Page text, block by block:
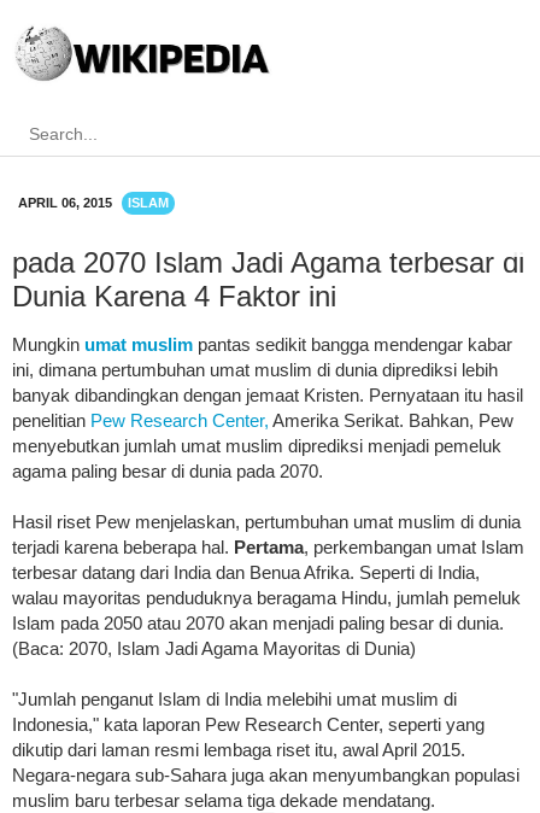
APRIL 06, 2015 ISLAM
pada 2070 Islam Jadi Agama terbesar di
Dunia Karena 4 Faktor ini
Mungkin umat muslim pantas sedikit bangga mendengar kabar
ini, dimana pertumbuhan umat muslim di dunia diprediksi lebih
banyak dibandingkan dengan jemaat Kristen. Pernyataan itu hasil
penelitian Pew Research Center, Amerika Serikat. Bahkan, Pew
menyebutkan jumlah umat muslim diprediksi menjadi pemeluk
agama paling besar di dunia pada 2070.
Hasil riset Pew menjelaskan, pertumbuhan umat muslim di dunia
terjadi karena beberapa hal. Pertama, perkembangan umat Islam
terbesar datang dari India dan Benua Afrika. Seperti di India,
walau mayoritas penduduknya beragama Hindu, jumlah pemeluk
Islam pada 2050 atau 2070 akan menjadi paling besar di dunia.
(Baca: 2070, Islam Jadi Agama Mayoritas di Dunia)
"Jumlah penganut Islam di India melebihi umat muslim di
Indonesia," kata laporan Pew Research Center, seperti yang
dikutip dari laman resmi lembaga riset itu, awal April 2015.
Negara-negara sub-Sahara juga akan menyumbangkan populasi
muslim baru terbesar selama tiga dekade mendatang.